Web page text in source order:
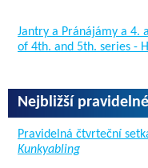
Jantry a Pránájámy a 4.
of 4th. and 5th. series -
Nejbližší
Pravidelná čtvrteční
Kunkyabling